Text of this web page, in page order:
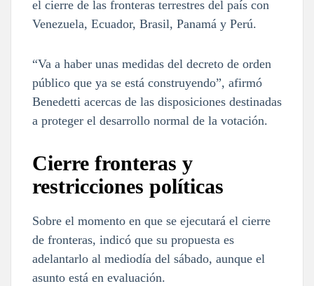
el cierre de las fronteras terrestres del país con
Venezuela, Ecuador, Brasil, Panamá y Perú.
“Va a haber unas medidas del decreto de orden
público que ya se está construyendo”, afirmó
Benedetti acercas de las disposiciones destinadas
a proteger el desarrollo normal de la votación.
Cierre fronteras y
restricciones políticas
Sobre el momento en que se ejecutará el cierre
de fronteras, indicó que su propuesta es
adelantarlo al mediodía del sábado, aunque el
asunto está en evaluación.